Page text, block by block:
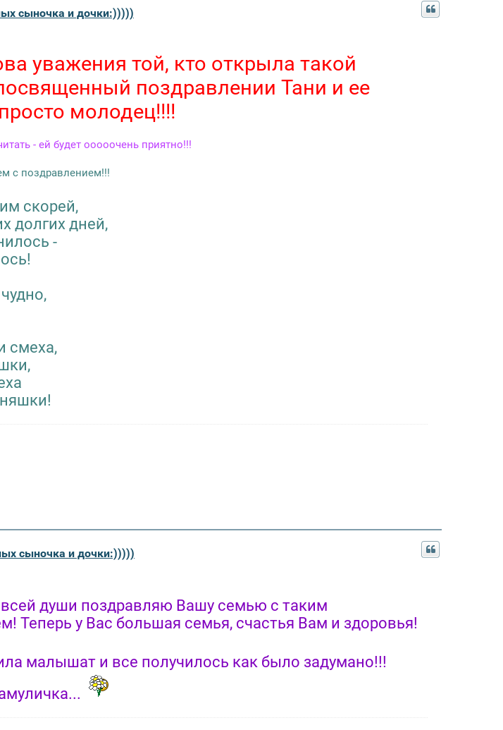
сыночка и дочки:)))))
уважения той, кто открыла такой
поздравлении Тани и ее
молодец!!!!
- ей будет ооооочень приятно!!!
с поздравлением!!!
скорей,
долгих дней,
-
смеха,
сыночка и дочки:)))))
души поздравляю Вашу семью с таким
Теперь у Вас большая семья, счастья Вам и здоровья!
малышат и все получилось как было задумано!!!